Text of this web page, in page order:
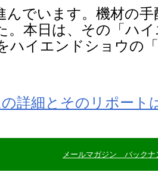
んでいます。機材の
。本日は、その「ハ
ハイエンドショウの
詳細とそのリポート
メールマガジン バックナ